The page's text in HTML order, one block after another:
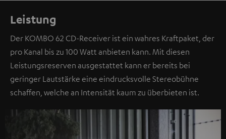
Leistung
Der KOMBO 62 CD-Receiver ist ein wahres Kraftpaket, der
pro Kanal bis zu 100 Watt anbieten kann. Mit diesen
Leistungsreserven ausgestattet kann er bereits bei
geringer Lautstärke eine eindrucksvolle Stereobühne
schaffen, welche an Intensität kaum zu überbieten ist.